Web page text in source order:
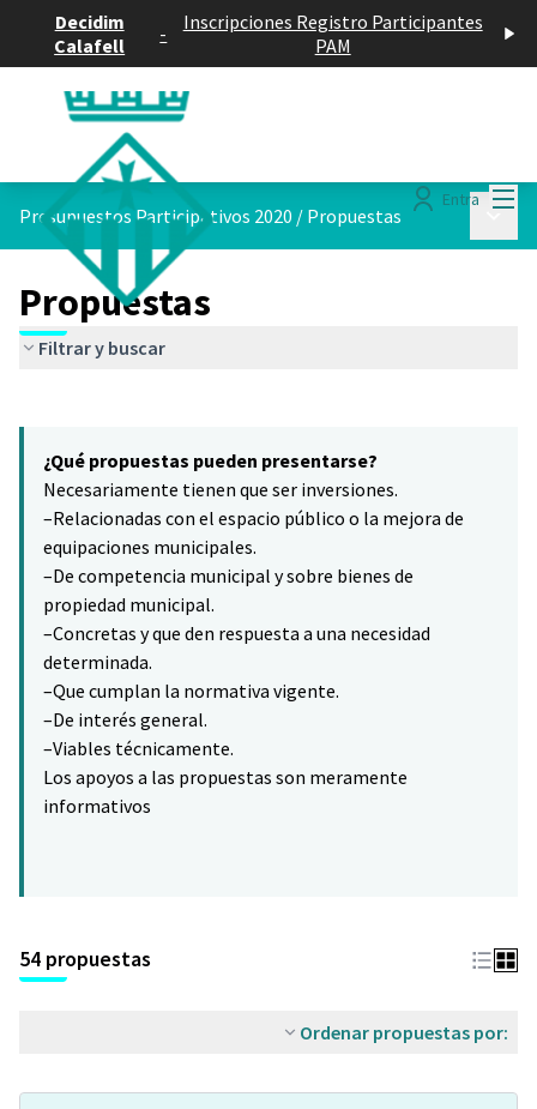
Decidim
Calafell
-
Inscripciones Registro Participantes
PAM
Entra
Presupuestos Participativos 2020 / Propuestas
Propuestas
Filtrar y buscar
−
¿Qué propuestas pueden presentarse?
Necesariamente tienen que ser inversiones.
–Relacionadas con el espacio público o la mejora de
equipaciones municipales.
–De competencia municipal y sobre bienes de
propiedad municipal.
–Concretas y que den respuesta a una necesidad
determinada.
–Que cumplan la normativa vigente.
–De interés general.
–Viables técnicamente.
Los apoyos a las propuestas son meramente
informativos
54 propuestas
Ordenar propuestas por: